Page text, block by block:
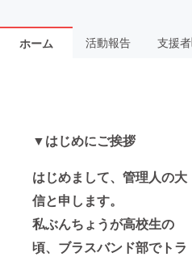
ホーム 活動報告 支援者
▼はじめにご挨拶
はじめまして、管理人の大
信と申します。
私ぶんちょうが高校生の
頃、ブラスバンド部でトラ